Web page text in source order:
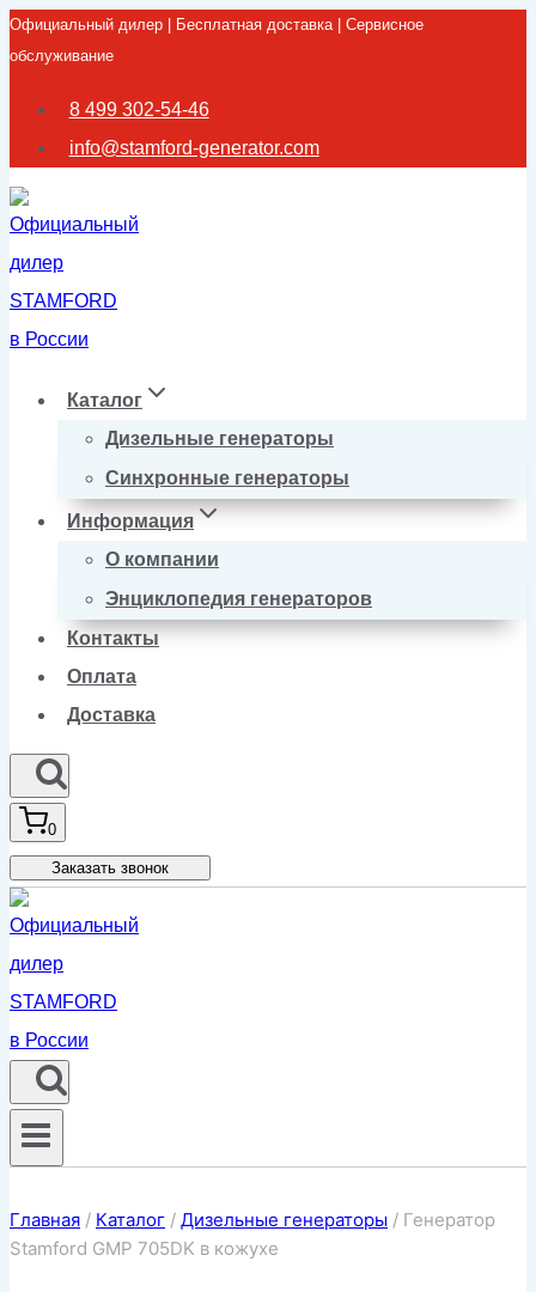
Перейти
к
содержимому
Официальный дилер | Бесплатная доставка | Сервисное
обслуживание
8 499 302-54-46
info@stamford-generator.com
Каталог
Дизельные генераторы
Синхронные генераторы
Информация
О компании
Энциклопедия генераторов
Контакты
Оплата
Доставка
0
Заказать звонок
Главная / Каталог / Дизельные генераторы / Генератор
Stamford GMP 705DK в кожухе